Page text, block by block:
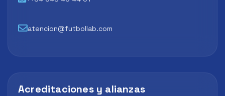
atencion@futbollab.com
Acreditaciones y alianzas